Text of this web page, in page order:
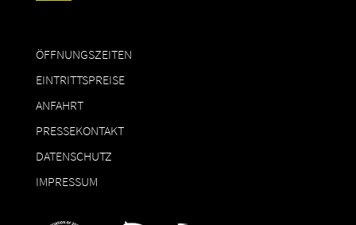
ÖFFNUNGSZEITEN
EINTRITTSPREISE
ANFAHRT
PRESSEKONTAKT
DATENSCHUTZ
IMPRESSUM